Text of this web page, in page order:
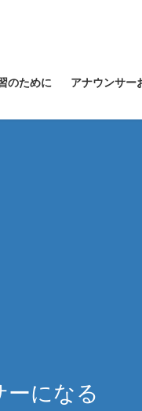
のために アナウンサー
ーになる